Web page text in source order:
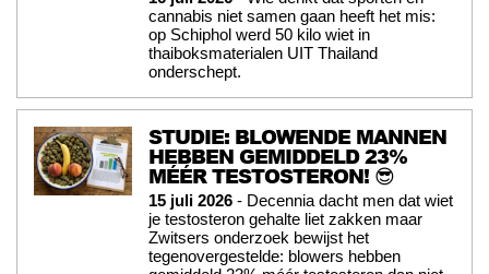
cannabis niet samen gaan heeft het mis:
op Schiphol werd 50 kilo wiet in
thaiboksmaterialen UIT Thailand
onderschept.
STUDIE: BLOWENDE MANNEN
HEBBEN GEMIDDELD 23%
MÉÉR TESTOSTERON! 😎
15 juli 2026 - Decennia dacht men dat wiet
je testosteron gehalte liet zakken maar
Zwitsers onderzoek bewijst het
tegenovergestelde: blowers hebben